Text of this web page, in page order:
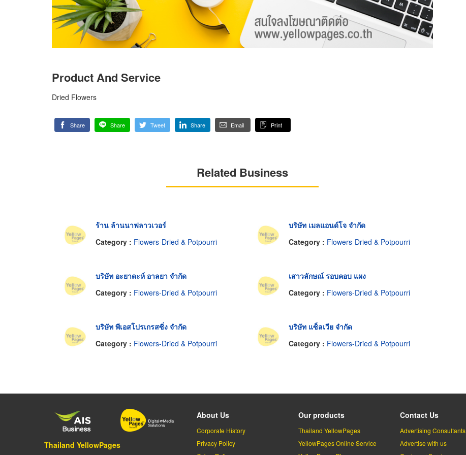
Product And Service
Dried Flowers
Share Share Tweet Share Email Print
Related Business
ร้าน ล้านนาฟลาวเวอร์
Category : Flowers-Dried & Potpourri
บริษัท เมลแอนด์โจ จำกัด
Category : Flowers-Dried & Potpourri
บริษัท อะยาดะห์ อาลยา จำกัด
Category : Flowers-Dried & Potpourri
เสาวลักษณ์ รอบคอบ แผง
Category : Flowers-Dried & Potpourri
บริษัท พีเอสโปรเกรสซิ่ง จำกัด
Category : Flowers-Dried & Potpourri
บริษัท แซ็ลเวีย จำกัด
Category : Flowers-Dried & Potpourri
Thailand YellowPages
About Us
Corporate History
Privacy Policy
Our products
Thailand YellowPages
YellowPages Online Service
Contact Us
Advertising Consultants
Advertise with us